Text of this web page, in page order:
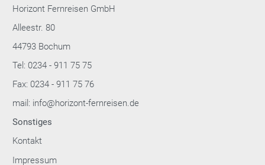
Horizont Fernreisen GmbH
Alleestr. 80
44793 Bochum
Tel: 0234 - 911 75 75
Fax: 0234 - 911 75 76
mail: info@horizont-fernreisen.de
Sonstiges
Kontakt
Impressum